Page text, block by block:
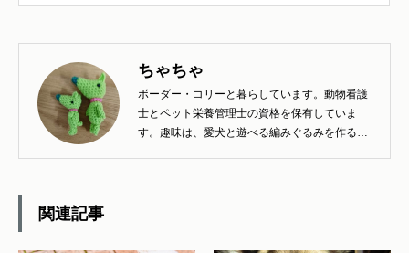
ちゃちゃ
ボーダー・コリーと暮らしています。動物看護
士とペット栄養管理士の資格を保有していま
す。趣味は、愛犬と遊べる編みぐるみを作るこ
関連記事